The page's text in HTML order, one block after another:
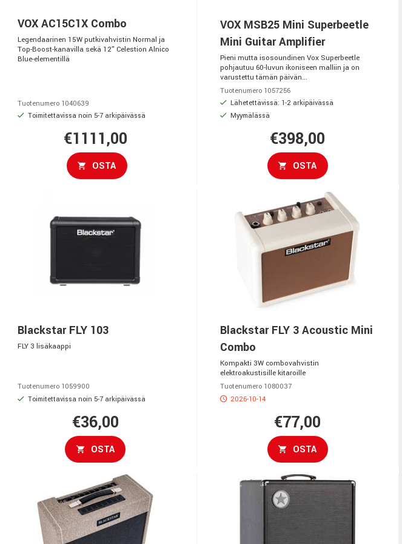
VOX AC15C1X Combo
Legendaarinen 15W putkivahvistin Normal ja
Top-Boost-kanavilla sekä 12" Celestion Alnico
Blue-elementillä
Tuotenumero 1040639
Toimitettavissa noin 5-7 arkipäivässä
€1111,00
OSTA
VOX MSB25 Mini Superbeetle
Mini Guitar Amplifier
Pieni mutta isosoundinen Vox Superbeetle
pohjautuu 60-luvun ikoniseen malliin ja on
varustettu tämän päivän...
Tuotenumero 1057256
Lähetettävissä: 1-2 arkipäivässä
Myymälässä
€398,00
OSTA
Blackstar FLY 103
FLY 3 lisäkaappi
Tuotenumero 1059900
Toimitettavissa noin 5-7 arkipäivässä
€36,00
OSTA
Blackstar FLY 3 Acoustic Mini
Combo
Kompakti 3W combovahvistin
elektroakustisille kitaroille
Tuotenumero 1080037
2026-10-14
€77,00
OSTA